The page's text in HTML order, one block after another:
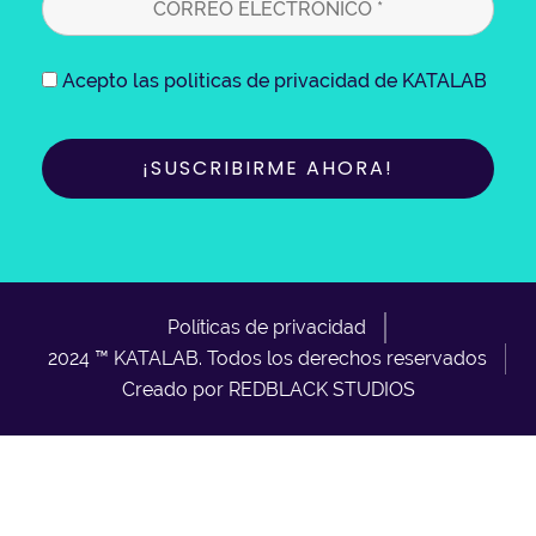
Acepto las politicas de privacidad de KATALAB
Políticas de privacidad
2024 ™ KATALAB. Todos los derechos reservados
Creado por REDBLACK STUDIOS